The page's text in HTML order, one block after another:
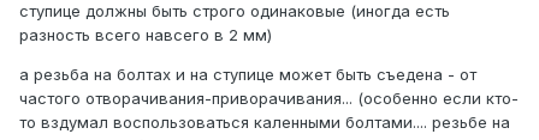
ступице должны быть строго одинаковые (иногда есть
разность всего навсего в 2 мм)
а резьба на болтах и на ступице может быть съедена - от
частого отворачивания-приворачивания... (особенно если кто-
то вздумал воспользоваться каленными болтами.... резьбе на